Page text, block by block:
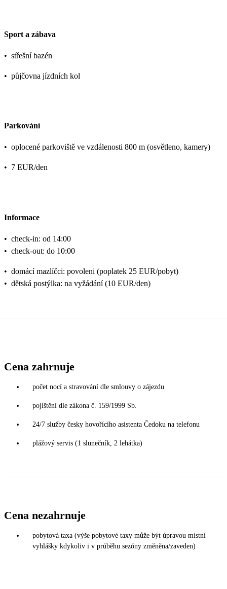
Sport a zábava
• střešní bazén
• půjčovna jízdních kol
Parkování
• oplocené parkoviště ve vzdálenosti 800 m (osvětleno, kamery)
• 7 EUR/den
Informace
• check-in: od 14:00
• check-out: do 10:00
• domácí mazlíčci: povoleni (poplatek 25 EUR/pobyt)
• dětská postýlka: na vyžádání (10 EUR/den)
Cena zahrnuje
počet nocí a stravování dle smlouvy o zájezdu
pojištění dle zákona č. 159/1999 Sb.
24/7 služby česky hovořícího asistenta Čedoku na telefonu
plážový servis (1 slunečník, 2 lehátka)
Cena nezahrnuje
pobytová taxa (výše pobytové taxy může být úpravou místní
vyhlášky kdykoliv i v průběhu sezóny změněna/zaveden)